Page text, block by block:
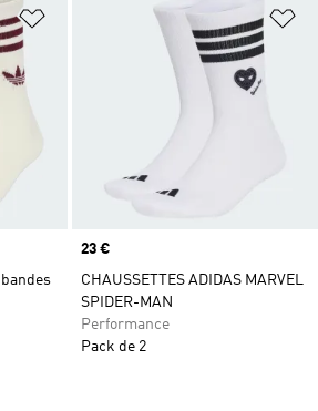
Ajouter à la Liste de produits
Prix
23 €
CHAUSSETTES ADIDAS MARVEL
SPIDER-MAN
Performance
Pack de 2